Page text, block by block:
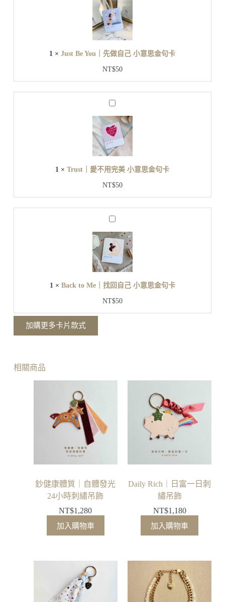
都
算
數
小
思
金
s
t
B
e
Y
o
u
｜
自
小
意
思
金
卡
1 ×Just Be You｜先做自己 小意思金句卡
NT$50
T
u
s
t
｜
不
用
意
思
金
句
卡
1 ×Trust｜愛不用完美 小意思金句卡
NT$50
B
c
k
t
o
M
e
｜
找
回
1× Back to Me｜找回自己 小意思金句卡
NT$50
加購更多卡片款式
相關商品
鈔健康體質｜自體發光
24小時刺繡吊飾
NT$1,280
加入購物車
Daily Rich｜日富一日刺
繡吊飾
NT$1,180
加入購物車